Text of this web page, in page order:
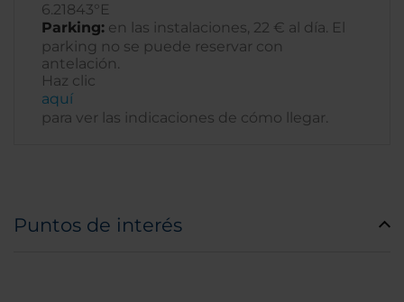
6.21843°E
Parking: en las instalaciones, 22 € al día. El
parking no se puede reservar con
antelación.
Haz clic
aquí­
para ver las indicaciones de cómo llegar.
Puntos de interés